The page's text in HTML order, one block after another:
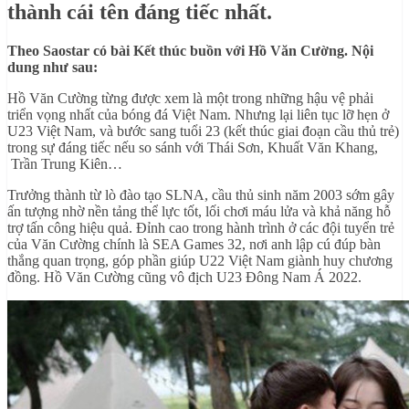
thành cái tên đáng tiếc nhất.
Theo Saostar có bài Kết thúc buồn với Hồ Văn Cường. Nội
dung như sau:
Hồ Văn Cường từng được xem là một trong những hậu vệ phải
triển vọng nhất của bóng đá Việt Nam. Nhưng lại liên tục lỡ hẹn ở
U23 Việt Nam, và bước sang tuổi 23 (kết thúc giai đoạn cầu thủ trẻ)
trong sự đáng tiếc nếu so sánh với Thái Sơn, Khuất Văn Khang,
Trần Trung Kiên…
Trưởng thành từ lò đào tạo SLNA, cầu thủ sinh năm 2003 sớm gây
ấn tượng nhờ nền tảng thể lực tốt, lối chơi máu lửa và khả năng hỗ
trợ tấn công hiệu quả. Đỉnh cao trong hành trình ở các đội tuyển trẻ
của Văn Cường chính là SEA Games 32, nơi anh lập cú đúp bàn
thắng quan trọng, góp phần giúp U22 Việt Nam giành huy chương
đồng. Hồ Văn Cường cũng vô địch U23 Đông Nam Á 2022.